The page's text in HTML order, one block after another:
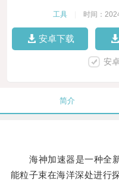
工具 时间：
安卓下载
安
简介
海神加速器是一种全新
能粒子束在海洋深处进行